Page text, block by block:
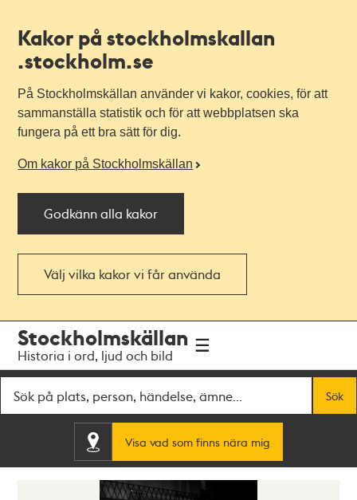
Kakor på stockholmskallan
.stockholm.se
På Stockholmskällan använder vi kakor, cookies, för att
sammanställa statistik och för att webbplatsen ska
fungera på ett bra sätt för dig.
Om kakor på Stockholmskällan
Godkänn alla kakor
Välj vilka kakor vi får använda
navigationen
huvudinnehållet
Stockholmskällan
Historia i ord, ljud och bild
Sök
Visa vad som finns nära mig